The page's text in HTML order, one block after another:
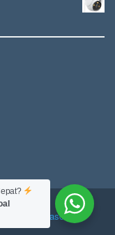
by Jasascan.